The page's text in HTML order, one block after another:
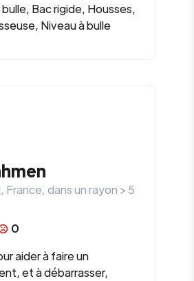
Bac rigide, Housses,
Niveau à bulle
, France, dans un rayon > 5
0
aider à faire un
et à débarrasser,